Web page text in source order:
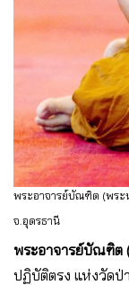
พระอาจารย์บัณฑิต (พระ
จ.อุดรธานี
พระอาจารย์บัณฑิต
ปฏิบัติตรง แห่งวัดป่